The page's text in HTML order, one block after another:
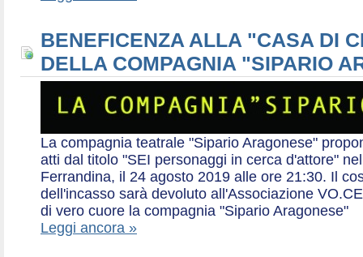
BENEFICENZA ALLA "CASA DI
DELLA COMPAGNIA "SIPARIO
La compagnia teatrale "Sipario Aragonese"
atti dal titolo "SEI personaggi in cerca d'attore"
Ferrandina, il 24 agosto 2019 alle ore 21:30. Il
dell'incasso sarà devoluto all'Associazione
di vero cuore la compagnia "Sipario Aragonese"
Leggi ancora »